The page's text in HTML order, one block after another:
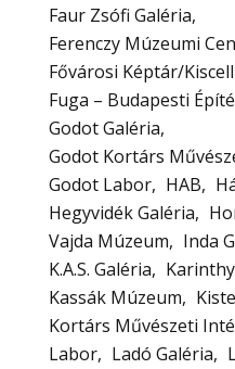
Faur Zsófi Galéria
Ferenczy Múzeumi
Fővárosi Képtár/
Fuga – Budapesti
Godot Galéria
Godot Kortárs
Godot Labor
HAB
Hegyvidék Galéria
Vajda Múzeum
Inda
K.A.S. Galéria
Kassák Múzeum
Kortárs Művészeti
Labor
Ladó Galéria